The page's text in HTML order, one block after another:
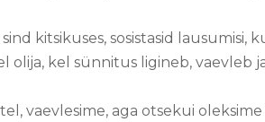
kitsikuses, sosistasid lausumisi,
olija, kel sünnitus ligineb, vaevleb
vaevlesime, aga otsekui